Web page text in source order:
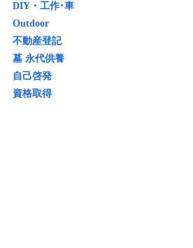
DIY・工作･車
Outdoor
不動産登記
墓 永代供養
自己啓発
資格取得